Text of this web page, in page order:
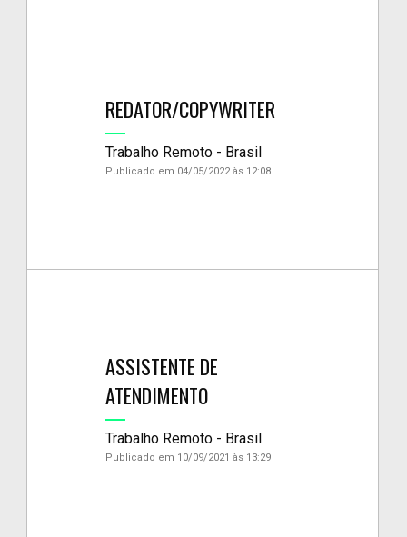
REDATOR/COPYWRITER
Trabalho Remoto - Brasil
Publicado em 04/05/2022 às 12:08
ASSISTENTE DE
ATENDIMENTO
Trabalho Remoto - Brasil
Publicado em 10/09/2021 às 13:29